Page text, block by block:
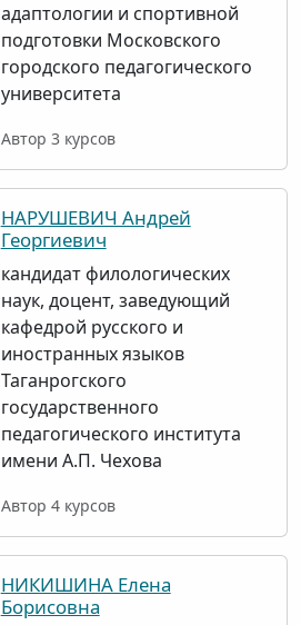
адаптологии и спортивной
подготовки Московского
городского педагогического
университета
Автор 3 курсов
НАРУШЕВИЧ Андрей
Георгиевич
кандидат филологических
наук, доцент, заведующий
кафедрой русского и
иностранных языков
Таганрогского
государственного
педагогического института
имени А.П. Чехова
Автор 4 курсов
НИКИШИНА Елена
Борисовна